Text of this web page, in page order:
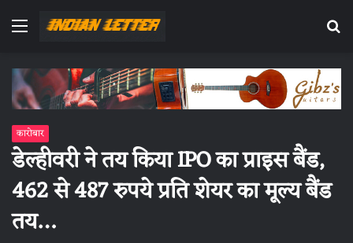
Menu
कारोबार
डेल्हीवरी ने तय किया IPO का प्राइस बैंड,
462 से 487 रुपये प्रति शेयर का मूल्य बैंड
तय…